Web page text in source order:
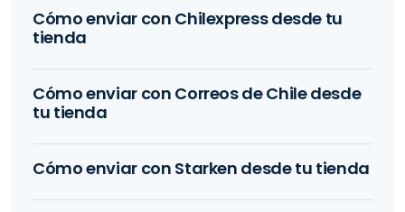
Cómo enviar con Chilexpress desde tu
tienda
Cómo enviar con Correos de Chile desde
tu tienda
Cómo enviar con Starken desde tu tienda